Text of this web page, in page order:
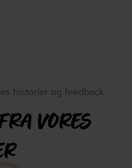
historier og feedback
VORES